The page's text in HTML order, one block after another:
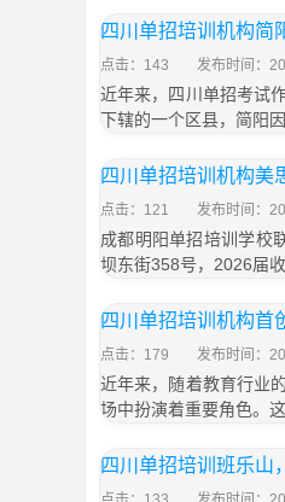
四川单招培训机构简
点击：143 发布时间：
近年来，四川单招考试
下辖的一个区县，简阳
四川单招培训机构美
点击：121 发布时间：
成都明阳单招培训学校
坝东街358号，2026届
四川单招培训机构首
点击：179 发布时间：
近年来，随着教育行业
场中扮演着重要角色。
四川单招培训班乐山